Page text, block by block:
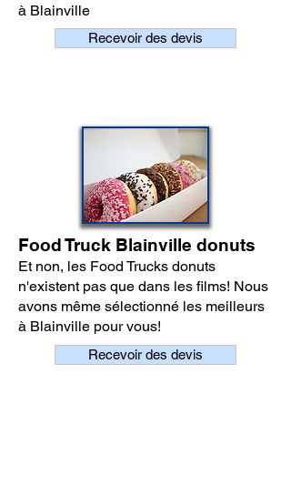
à Blainville
Recevoir des devis
Food Truck Blainville donuts
Et non, les Food Trucks donuts
n'existent pas que dans les films! Nous
avons même sélectionné les meilleurs
à Blainville pour vous!
Recevoir des devis